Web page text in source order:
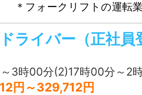
フォークリフトの運転業
フォークリフトの運転免
※採用から６か月経過後
（登用月４月、１０月）
る業務
ライバー（正社員
3時00分(2)17時00分～2
円～329,712円